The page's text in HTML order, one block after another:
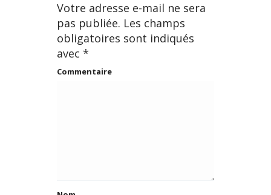
Votre adresse e-mail ne sera
pas publiée. Les champs
obligatoires sont indiqués
avec *
Commentaire